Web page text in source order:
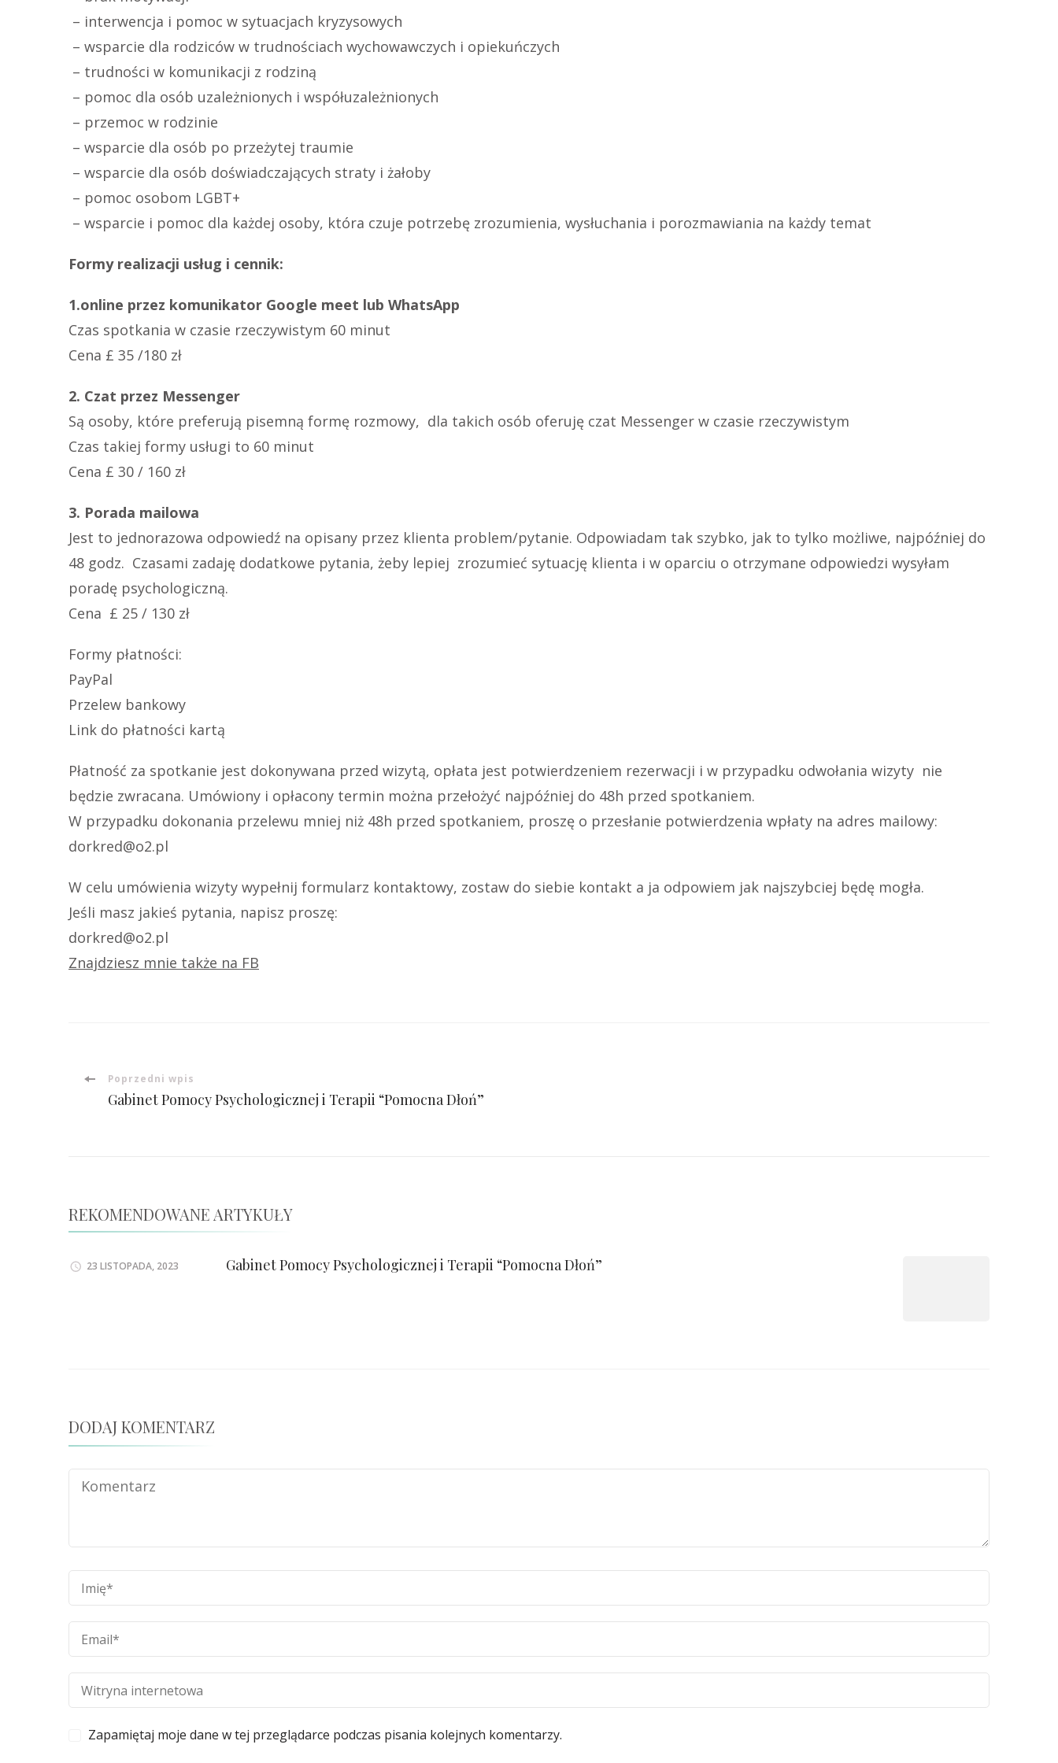
– interwencja i pomoc w sytuacjach kryzysowych
– wsparcie dla rodziców w trudnościach wychowawczych i opiekuńczych
– trudności w komunikacji z rodziną
– pomoc dla osób uzależnionych i współuzależnionych
​ – przemoc w rodzinie
– wsparcie dla osób po przeżytej traumie
– wsparcie dla osób doświadczających straty i żałoby
– pomoc osobom LGBT+
– wsparcie i pomoc dla każdej osoby, która czuje potrzebę zrozumienia, wysłuchania i porozmawiania na każdy temat
Formy realizacji usług i cennik:
1.online przez komunikator Google meet lub WhatsApp
Czas spotkania w czasie rzeczywistym 60 minut
Cena £ 35 /180 zł
2. Czat przez Messenger
Są osoby, które preferują pisemną formę rozmowy, dla takich osób oferuję czat Messenger w czasie rzeczywistym
Czas takiej formy usługi to 60 minut
Cena £ 30 / 160 zł
3. Porada mailowa
Jest to jednorazowa odpowiedź na opisany przez klienta problem/pytanie. Odpowiadam tak szybko, jak to tylko możliwe, najpóźniej do
48 godz. Czasami zadaję dodatkowe pytania, żeby lepiej zrozumieć sytuację klienta i w oparciu o otrzymane odpowiedzi wysyłam
poradę psychologiczną.
Cena £ 25 / 130 zł
Formy płatności:
PayPal
Przelew bankowy
Link do płatności kartą
Płatność za spotkanie jest dokonywana przed wizytą, opłata jest potwierdzeniem rezerwacji i w przypadku odwołania wizyty nie
będzie zwracana. Umówiony i opłacony termin można przełożyć najpóźniej do 48h przed spotkaniem.
W przypadku dokonania przelewu mniej niż 48h przed spotkaniem, proszę o przesłanie potwierdzenia wpłaty na adres mailowy:
dorkred@o2.pl
W celu umówienia wizyty wypełnij formularz kontaktowy, zostaw do siebie kontakt a ja odpowiem jak najszybciej będę mogła.
Jeśli masz jakieś pytania, napisz proszę:
dorkred@o2.pl
​Znajdziesz mnie także na FB
Poprzedni wpis
Gabinet Pomocy Psychologicznej i Terapii “Pomocna Dłoń”
REKOMENDOWANE ARTYKUŁY
23 LISTOPADA, 2023 Gabinet Pomocy Psychologicznej i Terapii “Pomocna Dłoń”
DODAJ KOMENTARZ
Zapamiętaj moje dane w tej przeglądarce podczas pisania kolejnych komentarzy.